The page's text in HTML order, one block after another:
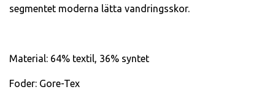
segmentet moderna lätta vandringsskor.
Material: 64% textil, 36% syntet
Foder: Gore-Tex